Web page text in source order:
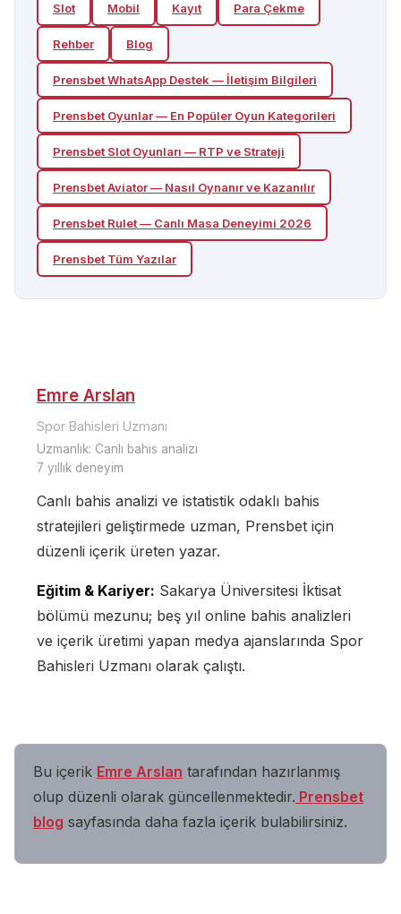
Slot Mobil Kayıt Para Çekme
Rehber Blog
Prensbet WhatsApp Destek — İletişim Bilgileri
Prensbet Oyunlar — En Popüler Oyun Kategorileri
Prensbet Slot Oyunları — RTP ve Strateji
Prensbet Aviator — Nasıl Oynanır ve Kazanılır
Prensbet Rulet — Canlı Masa Deneyimi 2026
Prensbet Tüm Yazılar
Emre Arslan
Spor Bahisleri Uzmanı
Uzmanlık: Canlı bahis analizi
7 yıllık deneyim
Canlı bahis analizi ve istatistik odaklı bahis
stratejileri geliştirmede uzman, Prensbet için
düzenli içerik üreten yazar.
Eğitim & Kariyer: Sakarya Üniversitesi İktisat
bölümü mezunu; beş yıl online bahis analizleri
ve içerik üretimi yapan medya ajanslarında Spor
Bahisleri Uzmanı olarak çalıştı.
Bu içerik Emre Arslan tarafından hazırlanmış
olup düzenli olarak güncellenmektedir. Prensbet
blog sayfasında daha fazla içerik bulabilirsiniz.